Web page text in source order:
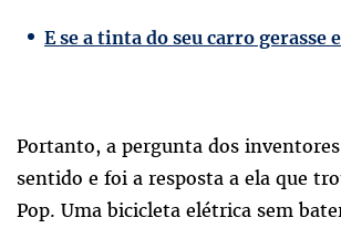
E se a tinta do seu carro gerasse
Portanto, a pergunta dos
sentido e foi a resposta a ela que
Pop. Uma bicicleta elétrica sem